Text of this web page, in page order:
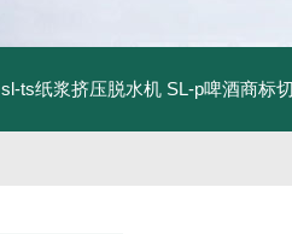
sl-ts纸浆挤压脱水机 SL-p啤酒商标